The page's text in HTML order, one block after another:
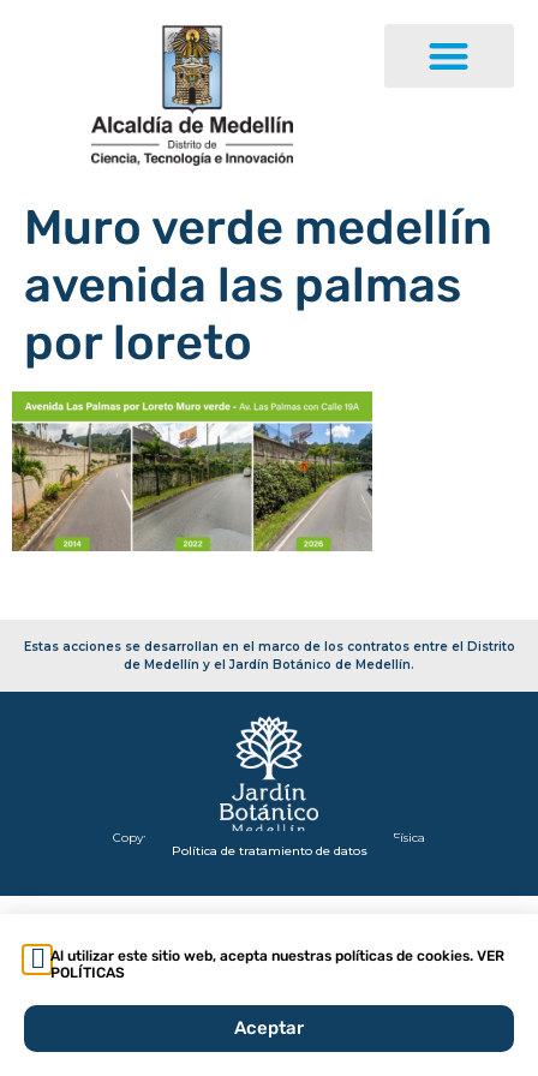
Muro verde medellín
avenida las palmas
por loreto
Estas acciones se desarrollan en el marco de los contratos entre el Distrito
de Medellín y el Jardín Botánico de Medellín.
Copyright 2026 – Secretaría de Infraestructura Física
Política de tratamiento de datos
Al utilizar este sitio web, acepta nuestras políticas de cookies. VER
POLÍTICAS
Aceptar